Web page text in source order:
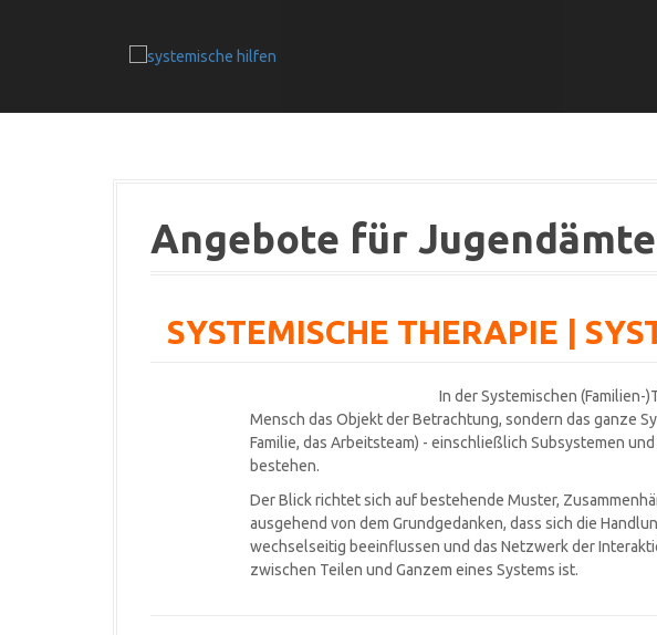
Angebote für
SYSTEMISCHE THERAPIE |
In der Systemischen
Mensch das Objekt der Betrachtung, sondern das ganze
Familie, das Arbeitsteam) - einschließlich Subsystemen
bestehen.
Der Blick richtet sich auf bestehende Muster,
ausgehend von dem Grundgedanken, dass sich die
wechselseitig beeinflussen und das Netzwerk der
zwischen Teilen und Ganzem eines Systems ist.